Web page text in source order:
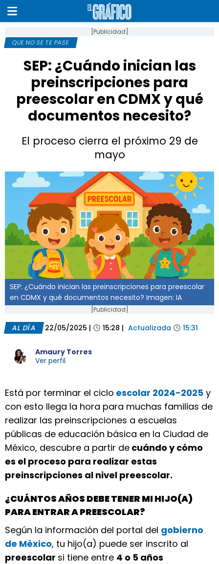
[Publicidad]
QUE NO SE TE PASE
SEP: ¿Cuándo inician las
preinscripciones para
preescolar en CDMX y qué
documentos necesito?
El proceso cierra el próximo 29 de
mayo
SEP: ¿Cuándo inician las preinscripciones para preescolar
en CDMX y qué documentos necesito? Imagen: IA
[Publicidad]
AL DÍA 22/05/2025 | 15:28 | Actualizada 15:31
Amaury Torres
Ver perfil
Está por terminar el ciclo escolar 2024-2025 y
con esto llega la hora para muchas familias de
realizar las preinscripciones a escuelas
públicas de educación básica en la Ciudad de
México, descubre a partir de cuándo y cómo
es el proceso para realizar estas
preinscripciones al nivel preescolar.
¿CUÁNTOS AÑOS DEBE TENER MI HIJO(A)
PARA ENTRAR A PREESCOLAR?
Según la información del portal del gobierno
de México, tu hijo(a) puede ser inscrito al
preescolar si tiene entre 4 o 5 años